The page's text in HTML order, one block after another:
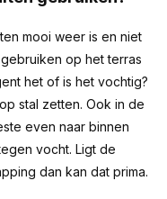
mooi weer is en niet
op het terras
het of is het vochtig?
stal zetten. Ook in de
even naar binnen
vocht. Ligt de
dan kan dat prima.